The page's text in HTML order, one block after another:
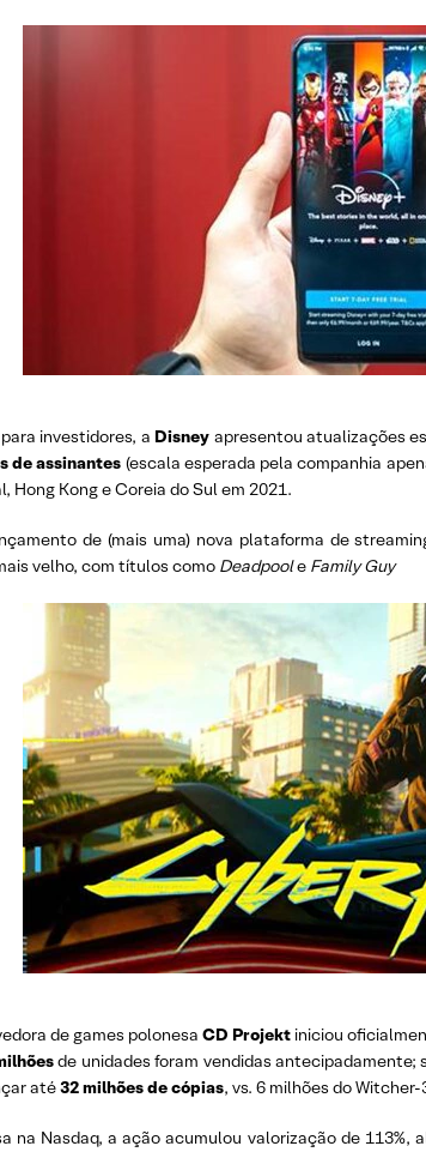
investidores, a Disney apresentou atualizações
de assinantes (escala esperada pela companhia
Hong Kong e Coreia do Sul em 2021.
de (mais uma) nova plataforma de
velho, com títulos como Deadpoole Family Guy
de games polonesa CD Projekt iniciou
de unidades foram vendidas antecipadamente;
até32 milhões de cópias, vs. 6 milhões do
na Nasdaq, a ação acumulou valorização de 113%,